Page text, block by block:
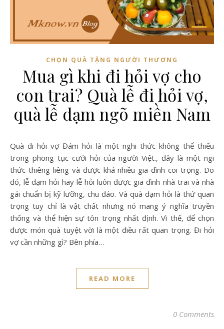
CHỌN QUÀ TẶNG NGƯỜI THƯƠNG
Mua gì khi đi hỏi vợ cho
con trai? Quà lễ đi hỏi vợ,
quà lễ dạm ngõ miền Nam
Quà đi hỏi vợ Đám hỏi là một nghi thức không thể thiếu
trong phong tục cưới hỏi của người Việt., đây là một ngi
thức thiêng liêng và được khá nhiều gia đình coi trọng. Do
đó, lễ dạm hỏi hay lễ hỏi luôn được gia đình nhà trai và nhà
gái chuẩn bị kỹ lưỡng, chu đáo. Và quà dạm hỏi là thứ quan
trọng tuy chỉ là vật chất nhưng nó mang ý nghĩa truyền
thống và thể hiện sự tôn trọng nhất định. Vì thế, để chọn
được món quà tuyệt vời là một điều rất quan trọng. Đi hỏi
vợ cần những gì? Bên phía…
READ MORE
0 Comments